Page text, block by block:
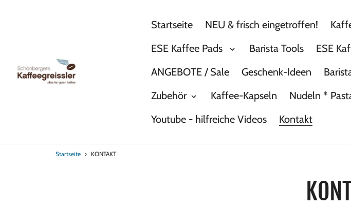
Startseite NEU & frisch eingetroffen!
ESE Kaffee Pads
Barista Tools ESE
ANGEBOTE / Sale
Geschenk-Ideen
Zubehör
Kaffee-Kapseln Nudeln *
Youtube - hilfreiche Videos
Kontakt
Startseite › KONTAKT